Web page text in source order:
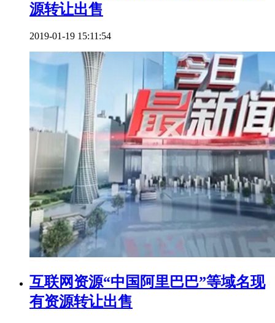
源转让出售
2019-01-19 15:11:54
互联网资源“中国阿里巴巴”等域名现
有资源转让出售